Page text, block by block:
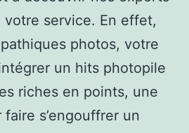
votre service. En effet,
photos, votre
un hits photopile
riches en points, une
s’engouffrer un